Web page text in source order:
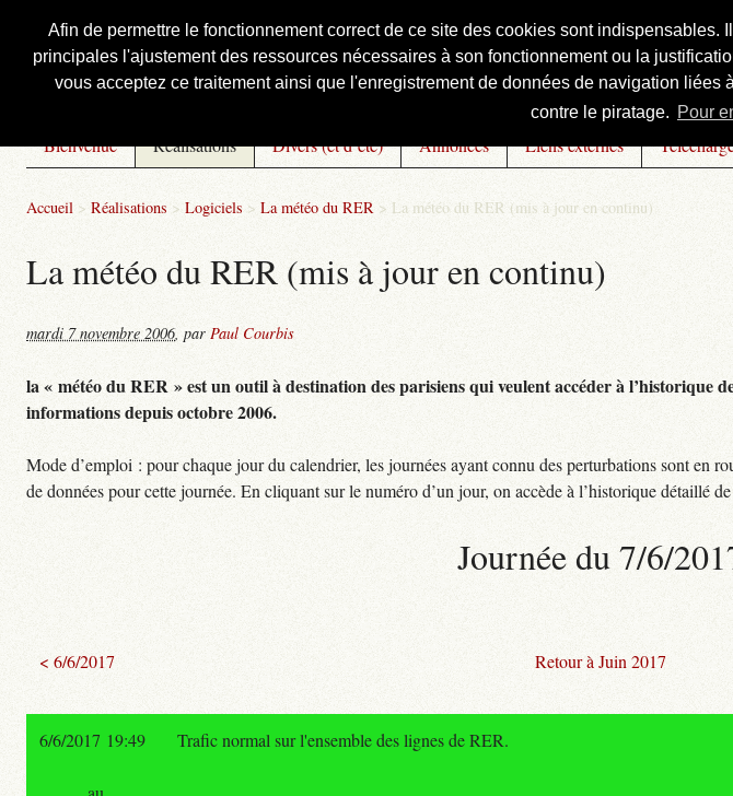
Afin de permettre le fonctionnement correct de ce site des cookies sont
principales l'ajustement des ressources nécessaires à son fonctionnement ou la
vous acceptez ce traitement ainsi que l'enregistrement de données de navigation
contre le piratage. Pour
Courbis, « LE » Blog Officiel
Bienvenue Réalisations Divers (et d’été) Annonces Liens externes
Accueil > Réalisations > Logiciels > La météo du RER > La météo du RER (mis à jour en continu)
La météo du RER (mis à jour en continu)
mardi 7 novembre 2006, par Paul Courbis
la « météo du RER » est un outil à destination des parisiens qui veulent accéder à l’historique
informations depuis octobre 2006.
Mode d’emploi : pour chaque jour du calendrier, les journées ayant connu des perturbations sont en
de données pour cette journée. En cliquant sur le numéro d’un jour, on accède à l’historique détaillé
Journée du 7/6/
< 6/6/2017 Retour à Juin 2017
6/6/2017 19:49 Trafic normal sur l'ensemble des lignes de RER.